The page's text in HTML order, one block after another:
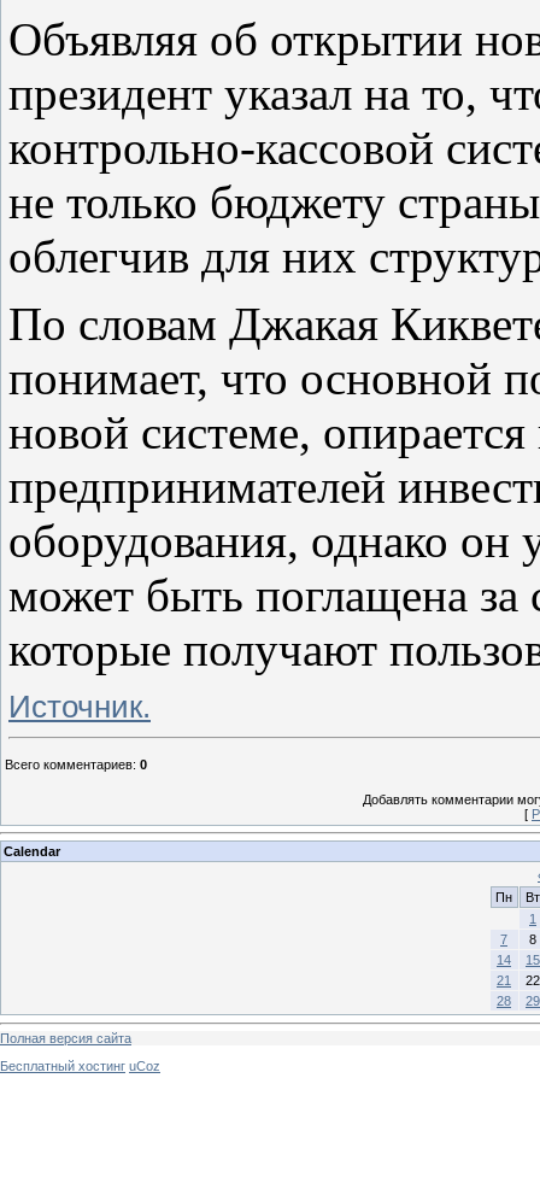
Объявляя об открытии
президент указал на то,
контрольно-кассовой
не только бюджету
облегчив для них
По словам Джакая
понимает, что основной
новой системе,
предпринимателей
оборудования, однако он
может быть поглащена за
которые получают
Источник.
Всего комментариев: 0
Добавлять комментарии
[
Calendar
Пн
Вт
1
7
8
14
15
21
22
28
29
Полная версия сайта
Бесплатный хостинг uCoz